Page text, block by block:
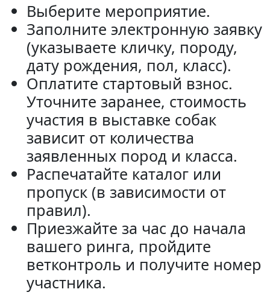
Выберите мероприятие.
Заполните электронную заявку
(указываете кличку, породу,
дату рождения, пол, класс).
Оплатите стартовый взнос.
Уточните заранее, стоимость
участия в выставке собак
зависит от количества
заявленных пород и класса.
Распечатайте каталог или
пропуск (в зависимости от
правил).
Приезжайте за час до начала
вашего ринга, пройдите
ветконтроль и получите номер
участника.